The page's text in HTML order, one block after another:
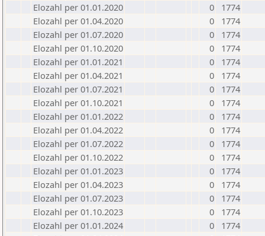
Elozahl per 01.01.2020
0
1774
Elozahl per 01.04.2020
0
1774
Elozahl per 01.07.2020
0
1774
Elozahl per 01.10.2020
0
1774
Elozahl per 01.01.2021
0
1774
Elozahl per 01.04.2021
0
1774
Elozahl per 01.07.2021
0
1774
Elozahl per 01.10.2021
0
1774
Elozahl per 01.01.2022
0
1774
Elozahl per 01.04.2022
0
1774
Elozahl per 01.07.2022
0
1774
Elozahl per 01.10.2022
0
1774
Elozahl per 01.01.2023
0
1774
Elozahl per 01.04.2023
0
1774
Elozahl per 01.07.2023
0
1774
Elozahl per 01.10.2023
0
1774
Elozahl per 01.01.2024
0
1774